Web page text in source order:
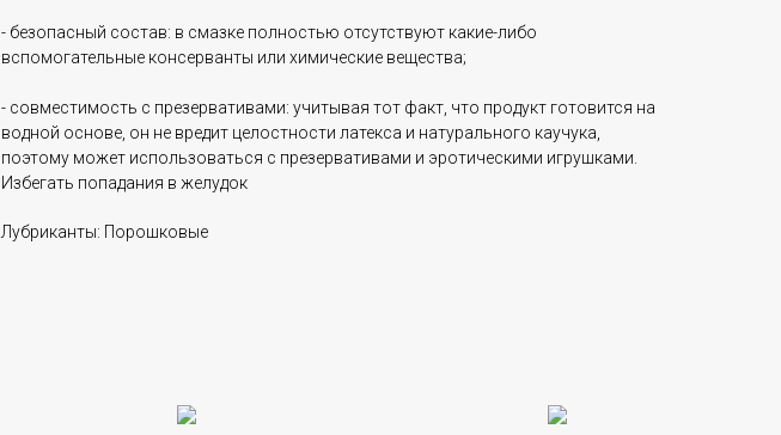
- безопасный состав: в смазке полностью отсутствуют какие-либо
вспомогательные консерванты или химические вещества;
- совместимость с презервативами: учитывая тот факт, что продукт готовится на
водной основе, он не вредит целостности латекса и натурального каучука,
поэтому может использоваться с презервативами и эротическими игрушками.
Избегать попадания в желудок
Лубриканты: Порошковые